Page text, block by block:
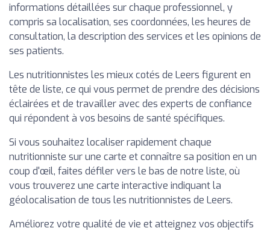
informations détaillées sur chaque professionnel, y
compris sa localisation, ses coordonnées, les heures de
consultation, la description des services et les opinions de
ses patients.
Les nutritionnistes les mieux cotés de Leers figurent en
tête de liste, ce qui vous permet de prendre des décisions
éclairées et de travailler avec des experts de confiance
qui répondent à vos besoins de santé spécifiques.
Si vous souhaitez localiser rapidement chaque
nutritionniste sur une carte et connaître sa position en un
coup d'œil, faites défiler vers le bas de notre liste, où
vous trouverez une carte interactive indiquant la
géolocalisation de tous les nutritionnistes de Leers.
Améliorez votre qualité de vie et atteignez vos objectifs